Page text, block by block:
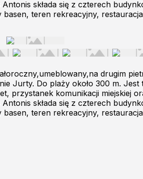
składa się z czterech
teren rekreacyjny,
drugim
Jurty. Do plaży około 300 m.
przystanek komunikacji miejskiej
składa się z czterech
teren rekreacyjny,